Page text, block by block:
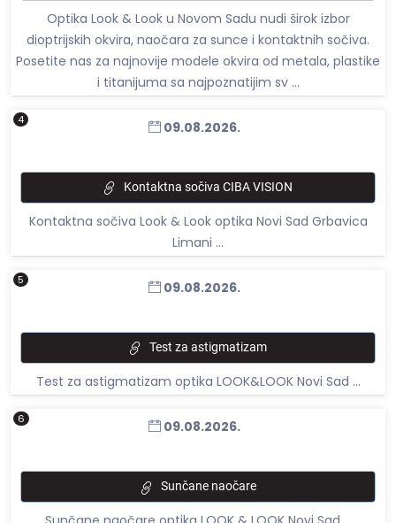
Optika Look & Look u Novom Sadu nudi širok izbor
dioptrijskih okvira, naočara za sunce i kontaktnih sočiva.
Posetite nas za najnovije modele okvira od metala, plastike
i titanijuma sa najpoznatijim sv ...
4 09.08.2026.
Kontaktna sočiva CIBA VISION
Kontaktna sočiva Look & Look optika Novi Sad Grbavica
Limani ...
5 09.08.2026.
Test za astigmatizam
Test za astigmatizam optika LOOK&LOOK Novi Sad ...
6 09.08.2026.
Sunčane naočare